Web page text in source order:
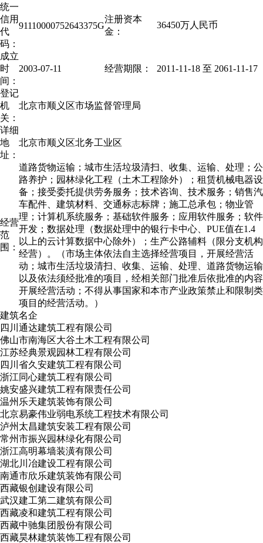
统一
信用
代
码：
91110000752643375G
注册资本
金：
36450万人民币
成立
时
间：
2003-07-11 经营期限： 2011-11-18 至 2061-11-17
登记
机
关：
北京市顺义区市场监督管理局
详细
地
址：
北京市顺义区北务工业区
经营
范
围：
道路货物运输；城市生活垃圾清扫、收集、运输、处理；公
路养护；园林绿化工程（土木工程除外）；租赁机械电器设
备；接受委托提供劳务服务；技术咨询、技术服务；销售汽
车配件、建筑材料、交通标志标牌；施工总承包；物业管
理；计算机系统服务；基础软件服务；应用软件服务；软件
开发；数据处理（数据处理中的银行卡中心、PUE值在1.4
以上的云计算数据中心除外）；生产公路辅料（限分支机构
经营）。（市场主体依法自主选择经营项目，开展经营活
动；城市生活垃圾清扫、收集、运输、处理、道路货物运输
以及依法须经批准的项目，经相关部门批准后依批准的内容
开展经营活动；不得从事国家和本市产业政策禁止和限制类
项目的经营活动。）
建筑名企
四川通达建筑工程有限公司
佛山市南海区大谷土木工程有限公司
江苏经典景观园林工程有限公司
四川省久安建筑工程有限公司
浙江同心建筑工程有限公司
姚安盛兴建筑工程有限责任公司
温州乐天建筑装饰有限公司
北京易豪伟业弱电系统工程技术有限公司
泸州太昌建筑安装工程有限公司
常州市振兴园林绿化有限公司
浙江高明幕墙装潢有限公司
湖北川冶建设工程有限公司
南通市欣乐建筑装饰有限公司
西藏银创建设有限公司
武汉建工第二建筑有限公司
西藏凌和建筑工程有限公司
西藏中驰集团股份有限公司
西藏昊林建筑装饰工程有限公司